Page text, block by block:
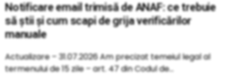
Notificare email trimisă de ANAF: ce trebuie
să știi și cum scapi de grija verificărilor
manuale
Actualizare – 31.07.2026 Am precizat temeiul legal al
termenului de 15 zile – art. 47 din Codul de